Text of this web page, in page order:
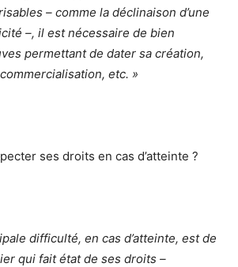
– comme la déclinaison d’une
–, il est nécessaire de bien
permettant de dater sa création,
etc. »
ses droits en cas d’atteinte ?
difficulté, en cas d’atteinte, est de
qui fait état de ses droits –